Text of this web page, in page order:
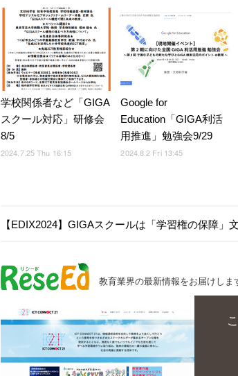
学校関係者など「GIGA
スクール対応」研修会
8/5
2024.7.25 Thu 16:15
Google for
Education「GIGA利活
用推進」勉強会9/29
2024.8.2 Fri 13:45
【EDIX2024】GIGAスクールは「学習権の保障」
教育業界の最新情報をお届けしま